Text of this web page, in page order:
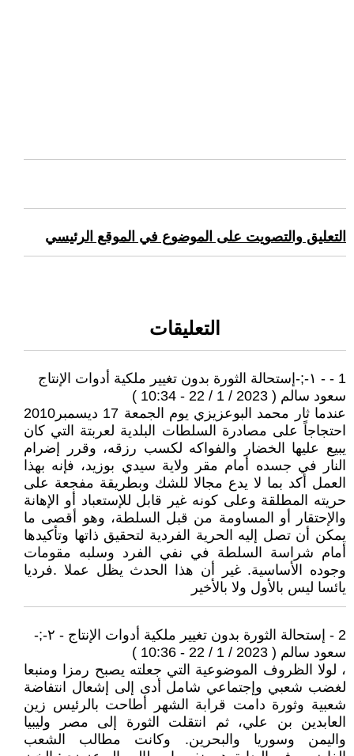
التعليق والتصويت على الموضوع في الموقع الرئيسي
التعليقات
1 - - ١-;-إستحالة الثورة بدون تغيير ملكية أدوات الإنتاج
سعود سالم ( 2023 / 1 / 22 - 10:34 )
عندما ثار محمد البوعزيزي يوم الجمعة 17 ديسمبر2010
احتجاجاً على مصادرة السلطات البلدية لعربتة التي كان
يبيع عليها الخضار والفواكه لكسب رزقه، وقرر إضرام
النار في جسده أمام مقر ولاية سيدي بوزيد، فإنه بهذا
العمل أكد بما لا يدع مجالا للشك وبطريقة مفجعة على
حريته المطلقة وعلى كونه غير قابل للإستعباد أو الإهانة
والإحتقار أو المساومة من قبل السلطة، وهو أقصى ما
يمكن أن تصل إليه الحرية الفردية لتحقيق ذاتها وتأكيدها
أمام شراسة السلطة في نفي الفرد وسلبه مقومات
وجوده الأساسية. غير أن هذا الحدث يظل عملا .فرديا
يائسا ليس بالأول ولا بالأخير
2 - إستحالة الثورة بدون تغيير ملكية أدوات الإنتاج - ٢-;-
سعود سالم ( 2023 / 1 / 22 - 10:36 )
، لولا الظروف الموضوعية التي جعلته يصبح رمزا ومنبعا
لغضب شعبي وإجتماعي شامل أدى إلى إشعال انتفاضة
شعبية وثورة دامت قرابة الشهر أطاحت بالرئيس زين
العابدين بن علي، ثم انتقلت الثورة إلى مصر وليبيا
واليمن وسوريا والبحرين. وكانت مطالب الشعب